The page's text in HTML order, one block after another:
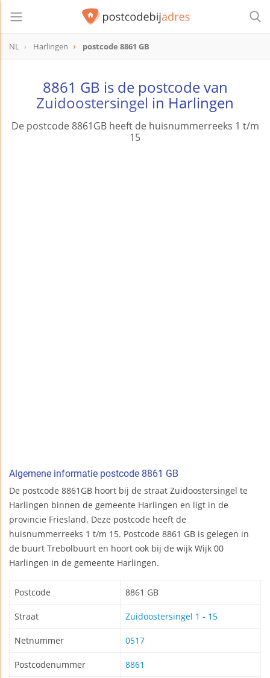
NL Harlingen postcode 8861 GB
8861 GB is de postcode van
Zuidoostersingel in Harlingen
De postcode 8861GB heeft de huisnummerreeks 1 t/m
15
Algemene informatie postcode 8861 GB
De postcode 8861GB hoort bij de straat Zuidoostersingel te
Harlingen binnen de gemeente Harlingen en ligt in de
provincie Friesland. Deze postcode heeft de
huisnummerreeks 1 t/m 15. Postcode 8861 GB is gelegen in
de buurt Trebolbuurt en hoort ook bij de wijk Wijk 00
Harlingen in de gemeente Harlingen.
Postcode 8861 GB
Straat Zuidoostersingel 1 - 15
Netnummer 0517
Postcodenummer 8861